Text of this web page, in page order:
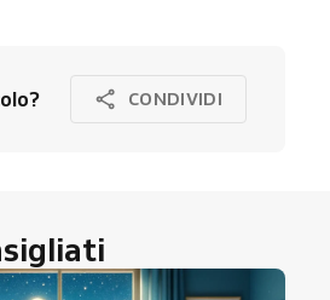
CONDIVIDI